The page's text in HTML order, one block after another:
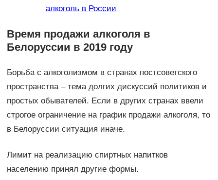
алкоголь в России
Время продажи алкоголя в
Белоруссии в 2019 году
Борьба с алкоголизмом в странах постсоветского
пространства – тема долгих дискуссий политиков и
простых обывателей. Если в других странах ввели
строгое ограничение на график продажи алкоголя, то
в Белоруссии ситуация иначе.
Лимит на реализацию спиртных напитков
населению принял другие формы.